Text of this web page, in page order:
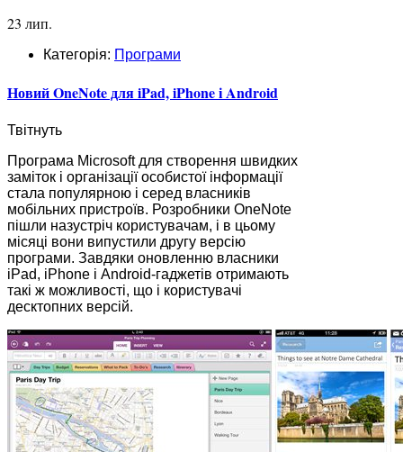
23 лип.
Категорія: Програми
Новий OneNote для iPad, iPhone і Android
Твітнуть
Програма Microsoft для створення швидких
заміток і організації особистої інформації
стала популярною і серед власників
мобільних пристроїв. Розробники OneNote
пішли назустріч користувачам, і в цьому
місяці вони випустили другу версію
програми. Завдяки оновленню власники
iPad, iPhone і Android-гаджетів отримають
такі ж можливості, що і користувачі
десктопних версій.